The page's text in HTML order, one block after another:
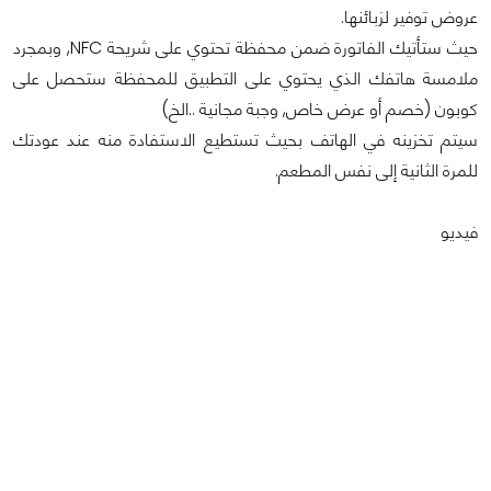
عروض توفير لزبائنها.
حيث ستأتيك الفاتورة ضمن محفظة تحتوي على شريحة NFC, وبمجرد
ملامسة هاتفك الذي يحتوي على التطبيق للمحفظة ستحصل على
كوبون (خصم أو عرض خاص, وجبة مجانية ..الخ)
سيتم تخزينه في الهاتف بحيث تستطيع الاستفادة منه عند عودتك
للمرة الثانية إلى نفس المطعم.
فيديو